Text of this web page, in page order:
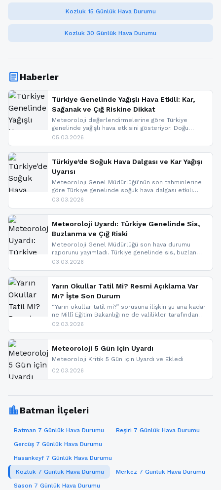
Kozluk 15 Günlük Hava Durumu
Kozluk 30 Günlük Hava Durumu
articleHaberler
Türkiye Genelinde Yağışlı Hava Etkili: Kar,
Sağanak ve Çığ Riskine Dikkat
Meteoroloji değerlendirmelerine göre Türkiye
genelinde yağışlı hava etkisini gösteriyor. Doğu
bölgelerinde kar yağışı beklenirken Marmara ve
ise çığ tehlikesi bulunuyor. İç kesimlerde sis ve pus
nedeniyle görüş mesafesinde azalma
yaşanabileceği belirtiliyor.
05.03.2026
Türkiye’de Soğuk Hava Dalgası ve Kar Yağışı
Uyarısı
Meteoroloji Genel Müdürlüğü’nün son tahminlerine
göre Türkiye genelinde soğuk hava dalgası etkili
oluyor. Birçok il için kar yağışı ve buzlanma uyarısı
03.03.2026
Meteoroloji Uyardı: Türkiye Genelinde Sis,
Buzlanma ve Çığ Riski
Meteoroloji Genel Müdürlüğü son hava durumu
raporunu yayımladı. Türkiye genelinde sis, buzlanma
ve don beklenirken Doğu Anadolu ve Doğu
yapıldı. İşte son dakika meteoroloji gelişmeleri.
03.03.2026
Yarın Okullar Tatil Mi? Resmi Açıklama Var
Mı? İşte Son Durum
“Yarın okullar tatil mi?” sorusuna ilişkin şu ana kadar
ne Millî Eğitim Bakanlığı ne de valilikler tarafından
yapılmış resmi bir tatil açıklaması bulunmamaktadır.
paylaşacağız. En hızlı şekilde haberdar olmak için
sitemizi takip edebilir ve bildirimleri açabilirsiniz.
02.03.2026
Meteoroloji 5 Gün için Uyardı
Meteoroloji Kritik 5 Gün için Uyardı ve Ekledi
02.03.2026
location_cityBatman İlçeleri
Batman 7 Günlük Hava Durumu
Beşiri 7 Günlük Hava Durumu
Gercüş 7 Günlük Hava Durumu
Hasankeyf 7 Günlük Hava Durumu
Kozluk 7 Günlük Hava Durumu
Merkez 7 Günlük Hava Durumu
Sason 7 Günlük Hava Durumu